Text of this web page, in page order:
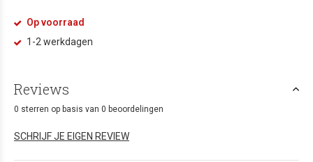
Op voorraad
1-2 werkdagen
Reviews
0 sterren op basis van 0 beoordelingen
SCHRIJF JE EIGEN REVIEW